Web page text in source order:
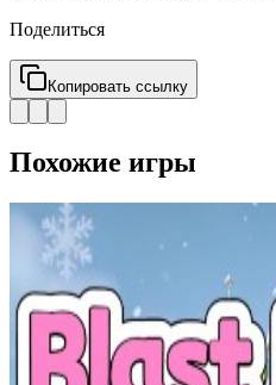
Поделиться
Копировать ссылку
Похожие игры